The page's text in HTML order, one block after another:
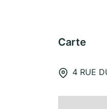
Carte
4 RUE